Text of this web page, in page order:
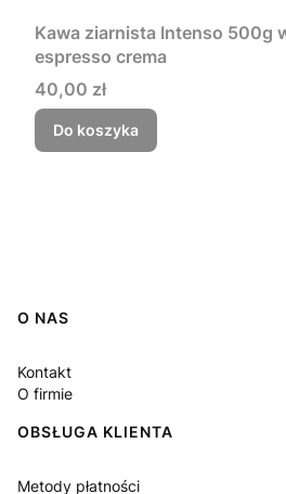
Kawa ziarnista Intenso 500g
espresso crema
Cena
40,00 zł
Do koszyka
Linki w stopce
O NAS
Kontakt
O firmie
OBSŁUGA KLIENTA
Metody płatności